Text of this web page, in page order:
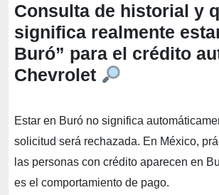
Consulta de historial y
significa realmente
Buró” para el crédito
Chevrolet
Estar en Buró no significa
solicitud será rechazada. En México,
las personas con crédito aparecen en
es el comportamiento de pago.